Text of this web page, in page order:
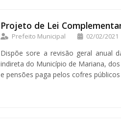
Projeto de Lei
Prefeito Municipal 02/02/2021
Dispõe sore a revisão geral anual
indireta do Município de Mariana,
e pensões paga pelos cofres